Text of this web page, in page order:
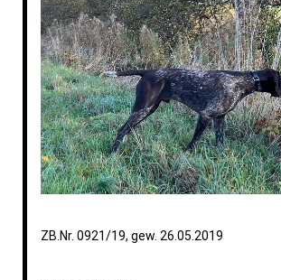
ZB.Nr. 0921/19, gew. 26.05.2019